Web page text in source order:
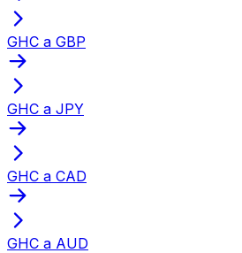
GHC a GBP
GHC a JPY
GHC a CAD
GHC a AUD